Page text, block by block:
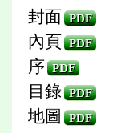
封面 PDF
內頁 PDF
序 PDF
目錄 PDF
地圖 PDF